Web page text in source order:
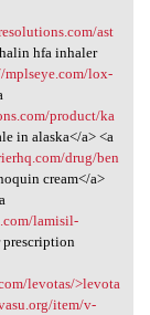
ast
hfa inhaler
lox-
product/ka
in alaska</a> <a
drug/ben
cream</a>
lamisil-
levotas/>levota
item/v-